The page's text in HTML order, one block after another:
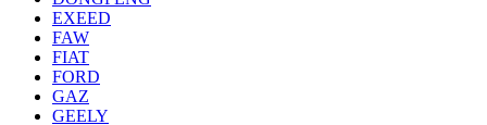
EXEED
FAW
FIAT
FORD
GAZ
GEELY